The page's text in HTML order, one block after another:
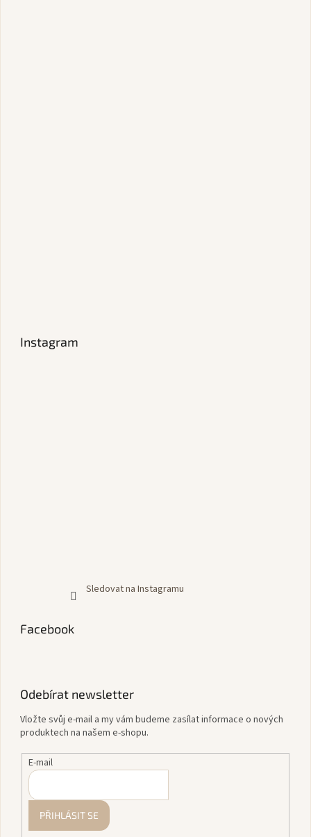
Instagram
Sledovat na Instagramu
Facebook
Odebírat newsletter
Vložte svůj e-mail a my vám budeme zasílat informace o nových
produktech na našem e-shopu.
E-mail
PŘIHLÁSIT SE